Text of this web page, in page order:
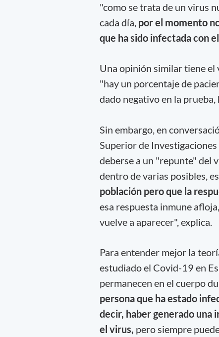
"como se trata de un virus
cada día, por el momento
que ha sido infectada con
Una opinión similar tiene el
"hay un porcentaje de
dado negativo en la
Sin embargo, en
Superior de
deberse a un "repunte" del
dentro de varias posibles,
población pero que la
esa respuesta inmune
vuelve a aparecer", explica.
Para entender mejor la
estudiado el Covid-19 en
permanecen en el cuerpo
persona que ha estado
decir, haber generado una
el virus, pero siempre